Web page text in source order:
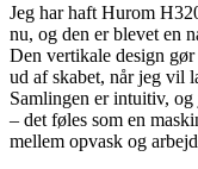
Jeg har haft Hurom
nu, og den er blevet en
Den vertikale design gør
ud af skabet, når jeg vil
Samlingen er intuitiv,
– det føles som en
mellem opvask og